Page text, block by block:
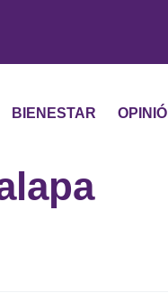
BIENESTAR